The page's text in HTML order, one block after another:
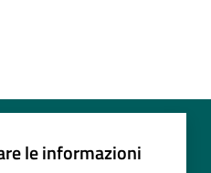
le informazioni